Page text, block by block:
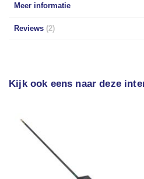
Meer informatie
Reviews 2
Kijk ook eens naar deze